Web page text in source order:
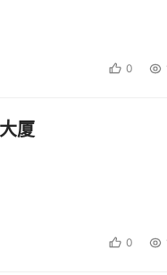
0
厦
0